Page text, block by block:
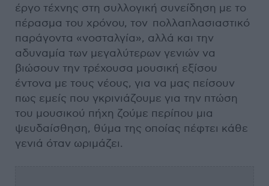
έργο τέχνης στη συλλογική συνείδηση με το
πέρασμα του χρόνου, τον πολλαπλασιαστικό
παράγοντα «νοσταλγία», αλλά και την
αδυναμία των μεγαλύτερων γενιών να
βιώσουν την τρέχουσα μουσική εξίσου
έντονα με τους νέους, για να μας πείσουν
πως εμείς που γκρινιάζουμε για την πτώση
του μουσικού πήχη ζούμε περίπου μια
ψευδαίσθηση, θύμα της οποίας πέφτει κάθε
γενιά όταν ωριμάζει.